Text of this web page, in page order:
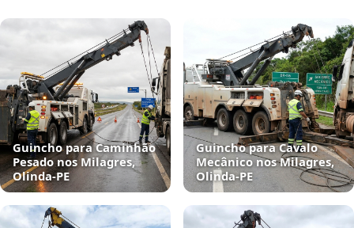
Guincho para Caminhão
Pesado nos Milagres,
Olinda‑PE
Guincho para Cavalo
Mecânico nos Milagres,
Olinda‑PE